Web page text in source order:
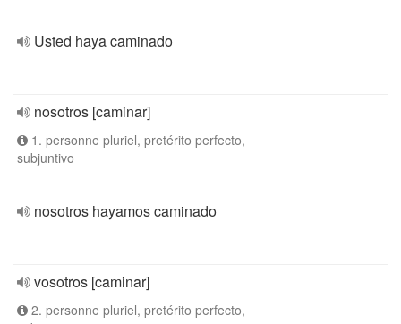
Usted haya caminado
nosotros [caminar]
1. personne pluriel, pretérito perfecto,
subjuntivo
nosotros hayamos caminado
vosotros [caminar]
2. personne pluriel, pretérito perfecto,